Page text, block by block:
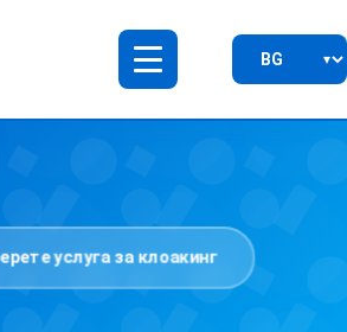
услуга за клоакинг